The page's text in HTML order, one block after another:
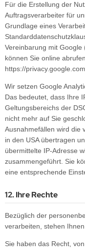
Für die Erstellung der
Auftragsverarbeiter für
Grundlage eines
Vereinbarung mit Google
können Sie online
https://
Wir setzen Google
Das bedeutet, dass Ihre
Geltungsbereichs der
nicht mehr auf Sie
Ausnahmefällen wird die
in den USA übertragen
übermittelte IP-Adresse
zusammengeführt. Sie
eine entsprechende
12. Ihre Rechte
Bezüglich der
verarbeiten, stehen
Sie haben das Recht,